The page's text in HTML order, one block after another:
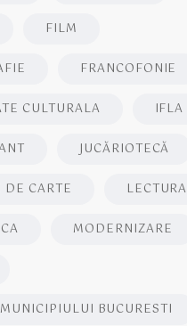
FILM
FRANCOFONIE
CULTURALA IFLA
JUCĂRIOTECĂ
DE CARTE LECTURA
MODERNIZARE
BUCURESTI